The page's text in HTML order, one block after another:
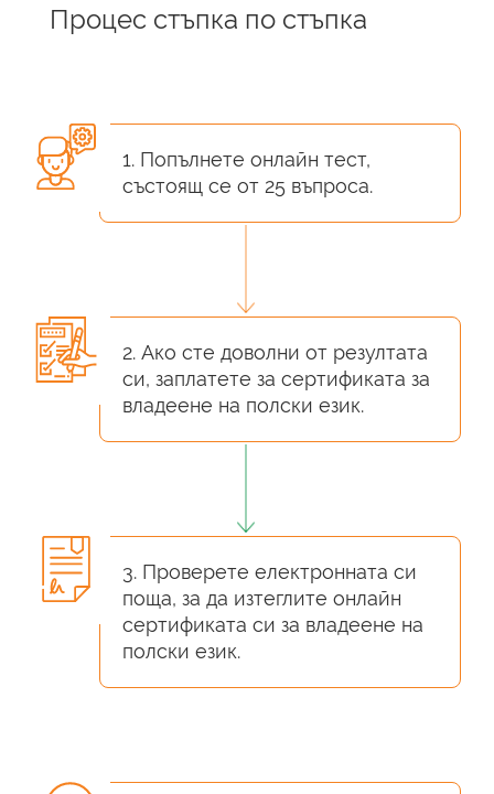
Процес стъпка по стъпка
1. Попълнете онлайн тест,
състоящ се от 25 въпроса.
2. Ако сте доволни от резултата
си, заплатете за сертификата за
владеене на полски език.
3. Проверете електронната си
поща, за да изтеглите онлайн
сертификата си за владеене на
полски език.